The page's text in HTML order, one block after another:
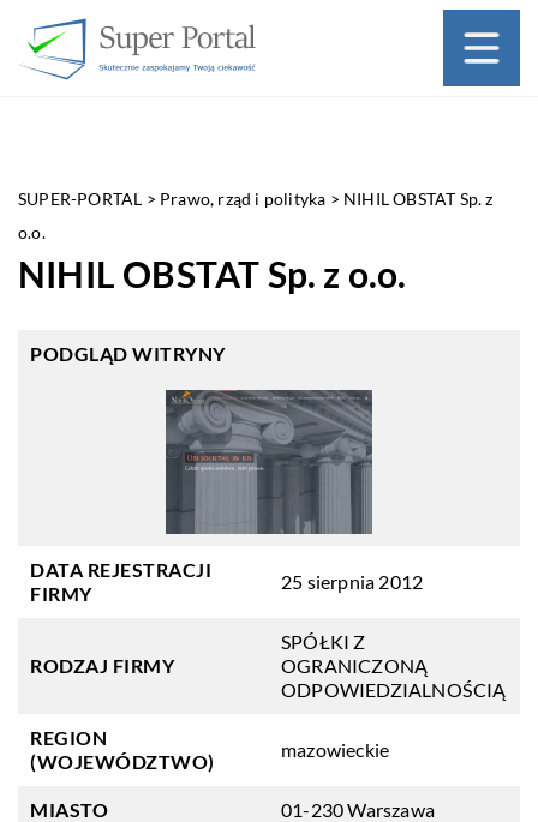
SUPER-PORTAL > Prawo, rząd i polityka > NIHIL OBSTAT Sp. z
o.o.
NIHIL OBSTAT Sp. z o.o.
PODGLĄD WITRYNY
DATA REJESTRACJI
FIRMY
25 sierpnia 2012
RODZAJ FIRMY
SPÓŁKI Z
OGRANICZONĄ
ODPOWIEDZIALNOŚCIĄ
REGION
(WOJEWÓDZTWO)
mazowieckie
MIASTO 01-230 Warszawa